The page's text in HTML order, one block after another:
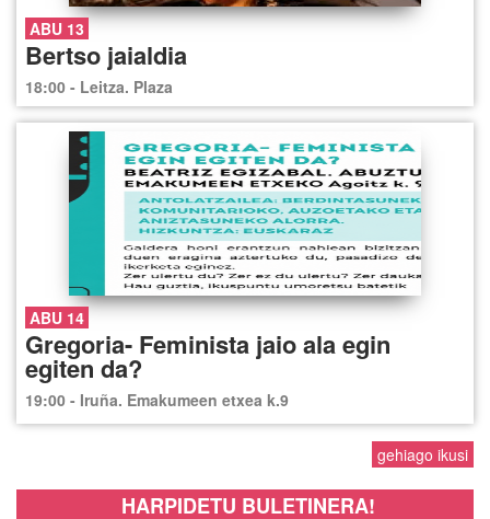
ABU 13
Bertso jaialdia
18:00 - Leitza. Plaza
ABU 14
Gregoria- Feminista jaio ala egin
egiten da?
19:00 - Iruña. Emakumeen etxea k.9
gehiago ikusi
HARPIDETU BULETINERA!